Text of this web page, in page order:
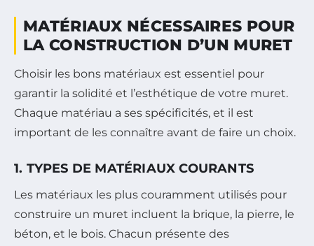
MATÉRIAUX NÉCESSAIRES POUR
LA CONSTRUCTION D’UN MURET
Choisir les bons matériaux est essentiel pour
garantir la solidité et l’esthétique de votre muret.
Chaque matériau a ses spécificités, et il est
important de les connaître avant de faire un choix.
1. TYPES DE MATÉRIAUX COURANTS
Les matériaux les plus couramment utilisés pour
construire un muret incluent la brique, la pierre, le
béton, et le bois. Chacun présente des